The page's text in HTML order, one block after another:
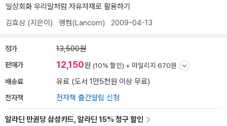
일상회화 우리말처럼 자유자재로 활용하기
김효상 (지은이) 랭컴(Lancom) 2009-04-13
정가 13,500원
판매가 12,150원 (10% 할인) + 마일리지 670원
배송료 유료 (도서 1만5천원 이상 무료)
전자책 전자책 출간알림 신청
알라딘 만권당 삼성카드, 알라딘 15% 청구 할인